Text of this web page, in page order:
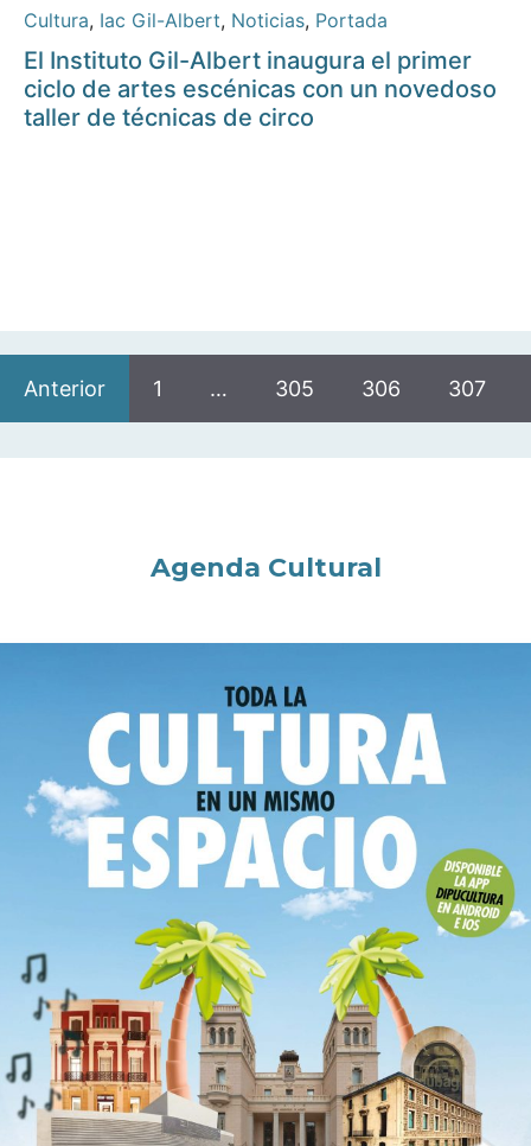
Cultura, Iac Gil-Albert, Noticias, Portada
El Instituto Gil-Albert inaugura el primer
ciclo de artes escénicas con un novedoso
taller de técnicas de circo
Anterior 1 … 305 306 307
Agenda Cultural